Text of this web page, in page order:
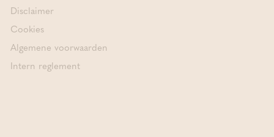
Disclaimer
Cookies
Algemene voorwaarden
Intern reglement